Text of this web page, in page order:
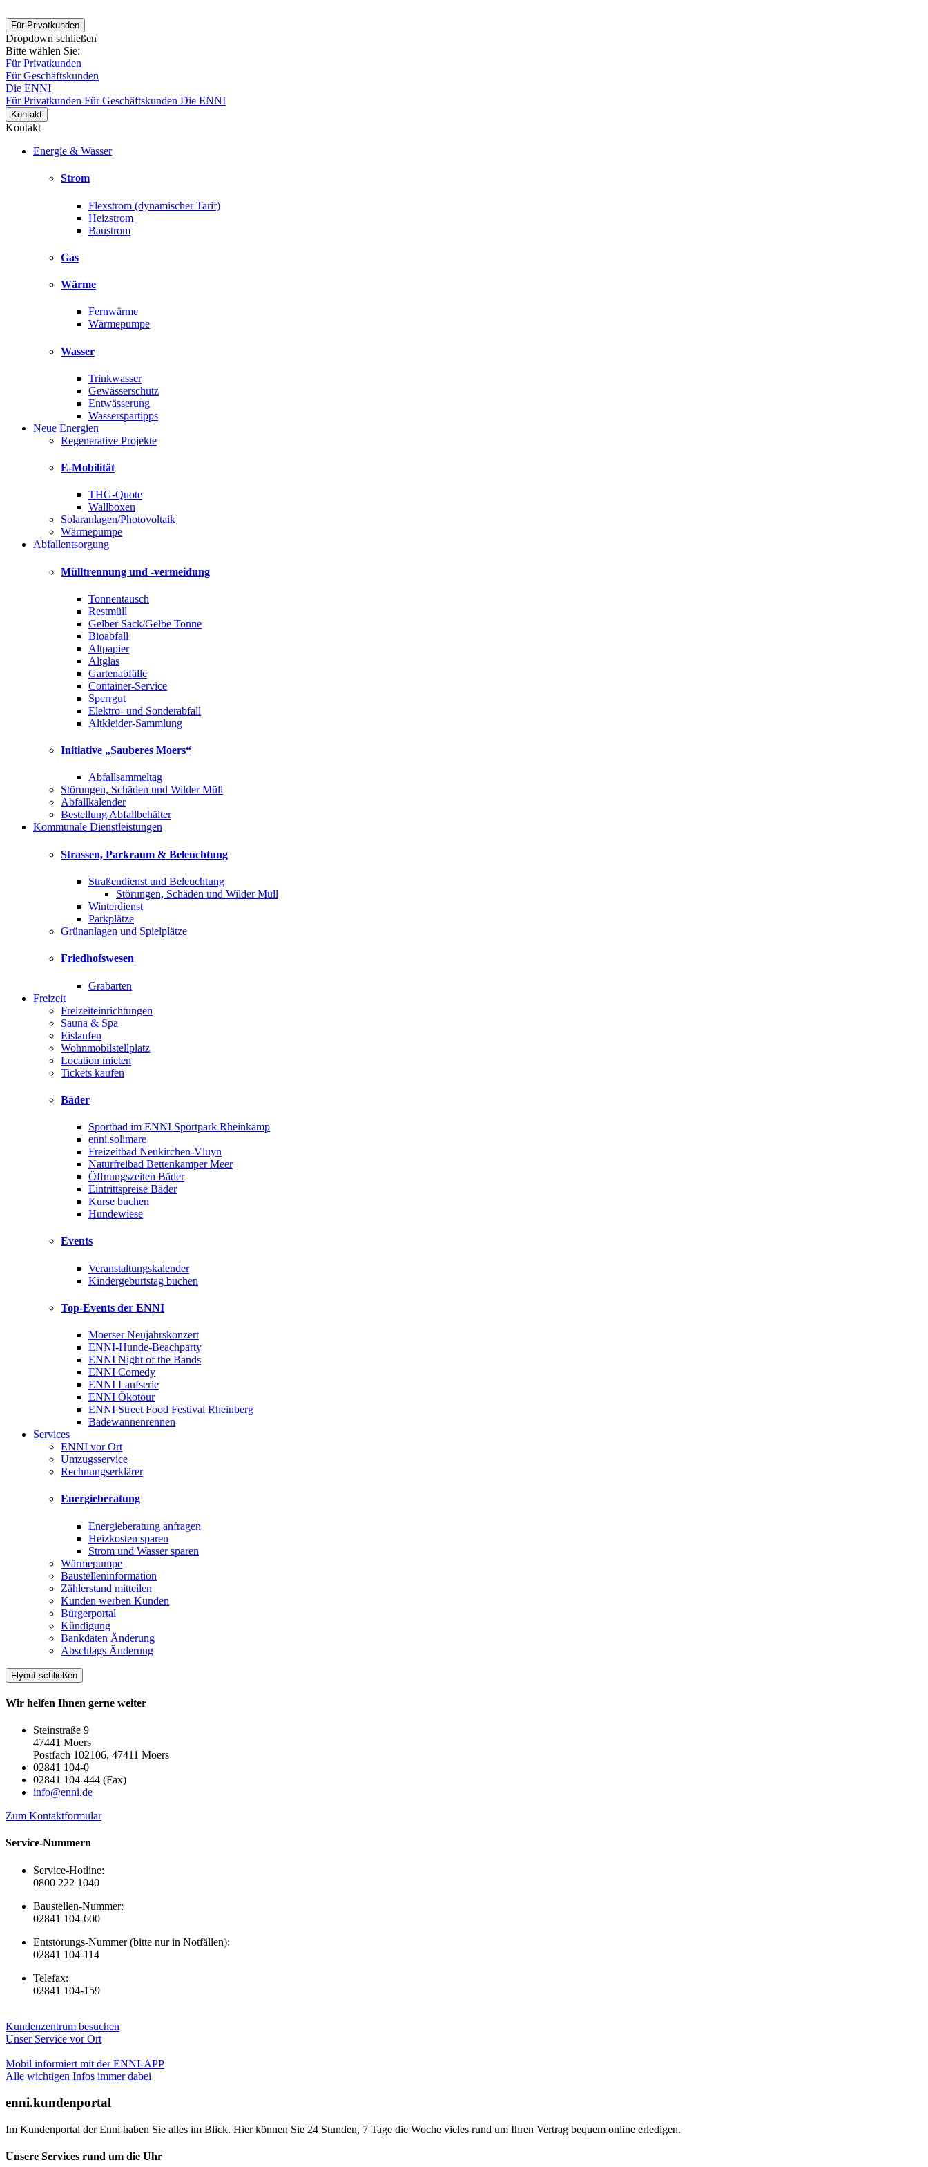
Für Privatkunden
Dropdown schließen
Bitte wählen Sie:
Für Privatkunden
Für Geschäftskunden
Die ENNI
Für Privatkunden Für Geschäftskunden Die ENNI
Kontakt
Kontakt
Energie & Wasser
Strom
Flexstrom (dynamischer Tarif)
Heizstrom
Baustrom
Gas
Wärme
Fernwärme
Wärmepumpe
Wasser
Trinkwasser
Gewässerschutz
Entwässerung
Wasserspartipps
Neue Energien
Regenerative Projekte
E-Mobilität
THG-Quote
Wallboxen
Solaranlagen/Photovoltaik
Wärmepumpe
Abfallentsorgung
Mülltrennung und -vermeidung
Tonnentausch
Restmüll
Gelber Sack/Gelbe Tonne
Bioabfall
Altpapier
Altglas
Gartenabfälle
Container-Service
Sperrgut
Elektro- und Sonderabfall
Altkleider-Sammlung
Initiative „Sauberes Moers“
Abfallsammeltag
Störungen, Schäden und Wilder Müll
Abfallkalender
Bestellung Abfallbehälter
Kommunale Dienstleistungen
Strassen, Parkraum & Beleuchtung
Straßendienst und Beleuchtung
Störungen, Schäden und Wilder Müll
Winterdienst
Parkplätze
Grünanlagen und Spielplätze
Friedhofswesen
Grabarten
Freizeit
Freizeiteinrichtungen
Sauna & Spa
Eislaufen
Wohnmobilstellplatz
Location mieten
Tickets kaufen
Bäder
Sportbad im ENNI Sportpark Rheinkamp
enni.solimare
Freizeitbad Neukirchen-Vluyn
Naturfreibad Bettenkamper Meer
Öffnungszeiten Bäder
Eintrittspreise Bäder
Kurse buchen
Hundewiese
Events
Veranstaltungskalender
Kindergeburtstag buchen
Top-Events der ENNI
Moerser Neujahrskonzert
ENNI-Hunde-Beachparty
ENNI Night of the Bands
ENNI Comedy
ENNI Laufserie
ENNI Ökotour
ENNI Street Food Festival Rheinberg
Badewannenrennen
Services
ENNI vor Ort
Umzugsservice
Rechnungserklärer
Energieberatung
Energieberatung anfragen
Heizkosten sparen
Strom und Wasser sparen
Wärmepumpe
Baustelleninformation
Zählerstand mitteilen
Kunden werben Kunden
Bürgerportal
Kündigung
Bankdaten Änderung
Abschlags Änderung
Flyout schließen
Wir helfen Ihnen gerne weiter
Steinstraße 9
47441 Moers
Postfach 102106, 47411 Moers
02841 104-0
02841 104-444 (Fax)
info@enni.de
Zum Kontaktformular
Service-Nummern
Service-Hotline:
0800 222 1040
Baustellen-Nummer:
02841 104-600
Entstörungs-Nummer (bitte nur in Notfällen):
02841 104-114
Telefax:
02841 104-159
Kundenzentrum besuchen
Unser Service vor Ort
Mobil informiert mit der ENNI-APP
Alle wichtigen Infos immer dabei
enni.kundenportal
Im Kundenportal der Enni haben Sie alles im Blick. Hier können Sie 24 Stunden, 7 Tage die Woche vieles rund um Ihren Vertrag bequem online erledigen.
Unsere Services rund um die Uhr